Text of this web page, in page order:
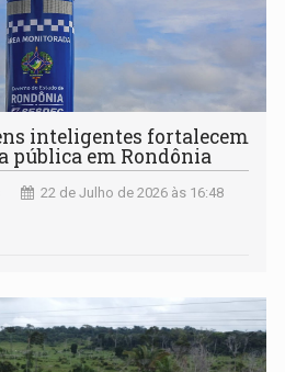
inteligentes fortalecem
pública em Rondônia
22 de Julho de 2026 às 16:48